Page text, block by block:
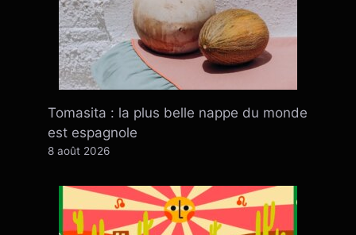
Tomasita : la plus belle nappe du monde
est espagnole
8 août 2026